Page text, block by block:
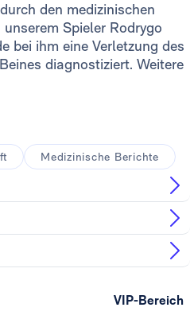
den medizinischen
Spieler Rodrygo
bei ihm eine Verletzung des
diagnostiziert. Weitere
Medizinische Berichte
VIP-Bereich